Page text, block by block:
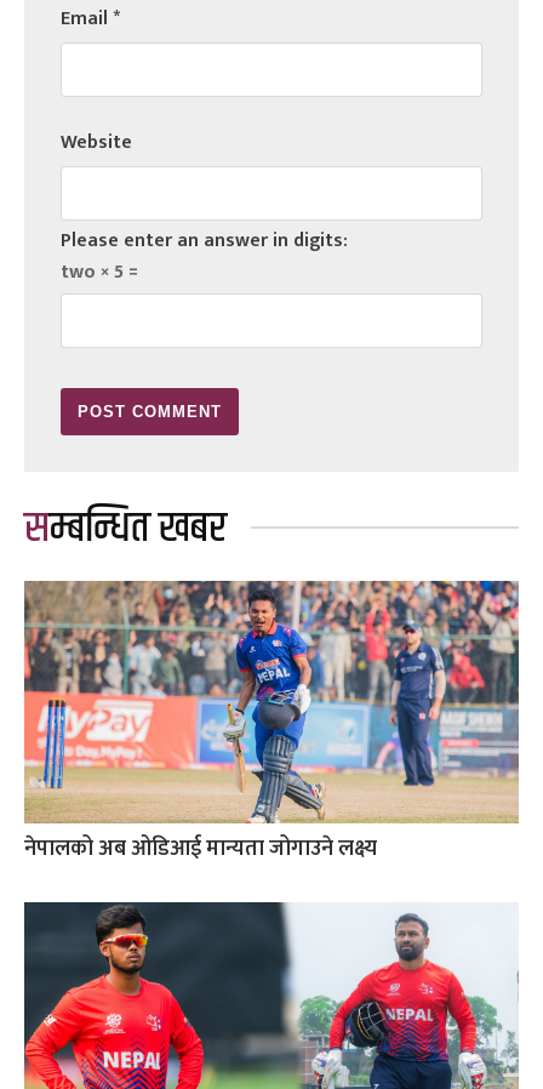
Email*
Website
Please enter an answer in digits:
two × 5 =
सम्बन्धित खबर
नेपालको अब ओडिआई मान्यता जोगाउने लक्ष्य